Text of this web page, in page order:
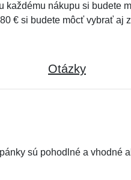
každému nákupu si budete
€ si budete môcť vybrať aj
Otázky
sú pohodlné a vhodné